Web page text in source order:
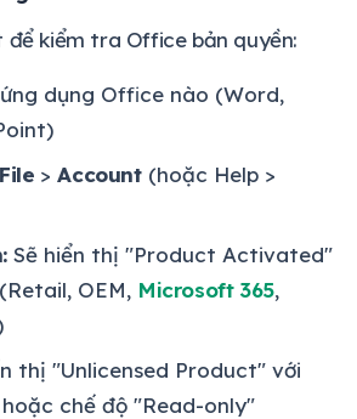
để kiểm tra Office bản quyền:
dụng Office nào (Word,
File >Account(hoặc Help >
Sẽ hiển thị "Product Activated"
OEM, Microsoft 365,
thị "Unlicensed Product" với
chế độ "Read-only"